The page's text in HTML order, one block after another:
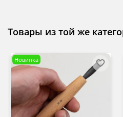
Товары из той же
Новинка